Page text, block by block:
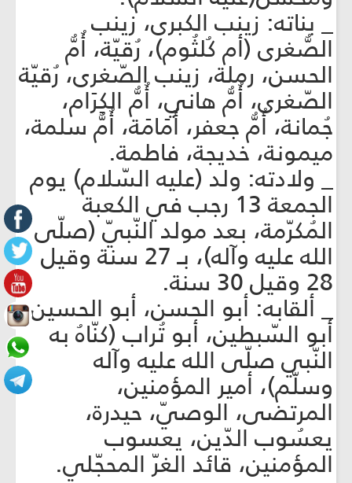
_ بناته: زينب الكبرى، زينب
الصُّغرى (أم كُلثُوم)، رُقيّة، أُمُّ
الحسن، رملة، زينب الصّغرى، رُقيّة
الصّغرى، أُمُّ هاني، أُمُّ الكِرَام،
جُمانة، أُمُّ جعفر، أُمَامَة، أُمُّ سلمة،
ميمونة، خديجة، فاطمة.
_ ولادته: ولد (عليه السّلام) يوم
الجمعة 13 رجب في الكعبة
المُكرّمة، بعد مولد النّبيّ (صلّى
الله عليه وآله)، بـ 27 سنة وقيل
28 وقيل 30 سنة.
_ ألقابه: أبو الحسن، أبو الحسين،
أبو السّبطين، أبو تُراب (كنّاهُ به
النّبي صلّى الله عليه وآله
وسلّم)، أمير المؤمنين،
المرتضى، الوصيّ، حيدرة،
يعسُوب الدّين، يعسوب
المؤمنين، قائد الغرّ المحجّلي.